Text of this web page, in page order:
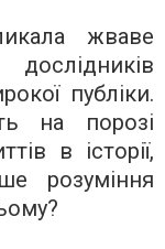
жваве
публіки.
на порозі
в історії,
розуміння